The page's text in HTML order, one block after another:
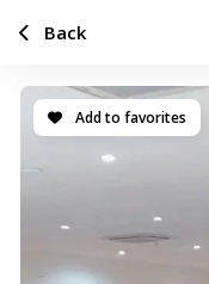
Add to favorites
Back